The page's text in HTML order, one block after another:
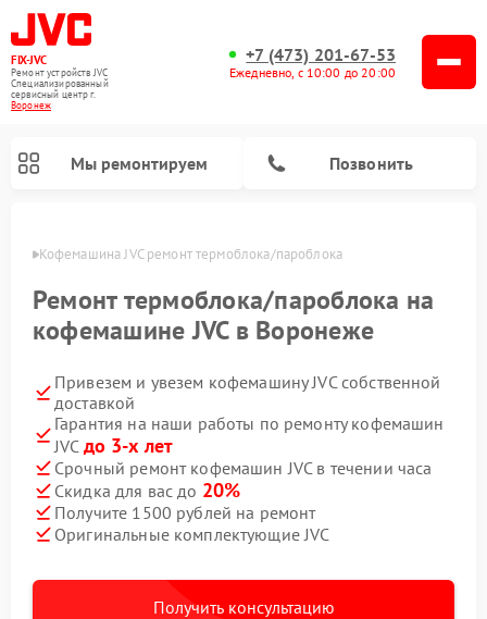
FIX-JVC
Ремонт устройств JVC
Специализированный
cервисный центр г.
Воронеж
+7 (473) 201-67-53
Ежедневно, с 10:00 до 20:00
Мы ремонтируем Позвонить
Кофемашина JVC ремонт термоблока/пароблока
Ремонт термоблока/пароблока на
кофемашине JVC в Воронеже
Привезем и увезем кофемашину JVC собственной
доставкой
Гарантия на наши работы по ремонту кофемашин
JVC до 3-х лет
Срочный ремонт кофемашин JVC в течении часа
Скидка для вас до 20%
Получите 1500 рублей на ремонт
Оригинальные комплектующие JVC
Получить консультацию